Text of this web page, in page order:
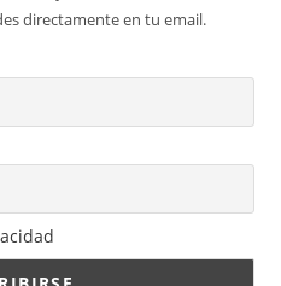
directamente en tu email.